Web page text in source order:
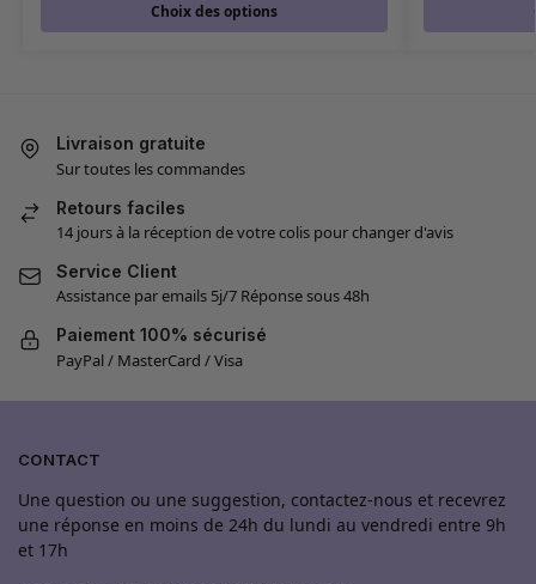
Choix des options
Livraison gratuite
Sur toutes les commandes
Retours faciles
14 jours à la réception de votre colis pour changer d'avis
Service Client
Assistance par emails 5j/7 Réponse sous 48h
Paiement 100% sécurisé
PayPal / MasterCard / Visa
CONTACT
Une question ou une suggestion, contactez-nous et recevrez
une réponse en moins de 24h du lundi au vendredi entre 9h
et 17h